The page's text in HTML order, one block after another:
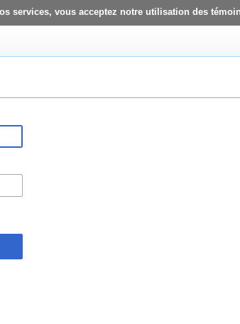
services, vous acceptez notre utilisation des